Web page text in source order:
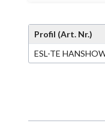
Profil (Art. Nr.)
ESL-TE